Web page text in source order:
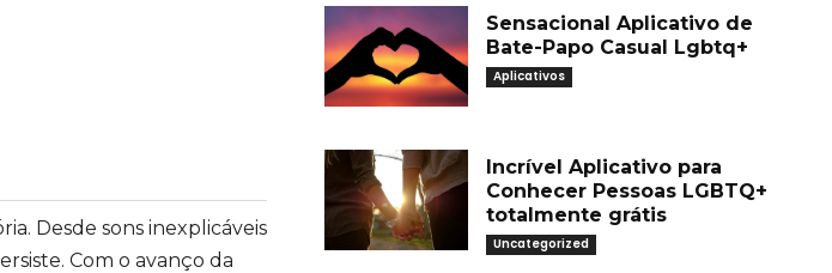
Desde sons inexplicáveis
Com o avanço da
Sensacional Aplicativo de
Bate-Papo Casual Lgbtq+
Aplicativos
Incrível Aplicativo para
Conhecer Pessoas LGBTQ+
totalmente grátis
Uncategorized